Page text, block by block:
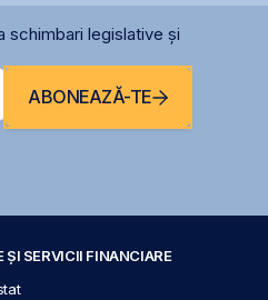
legislative și
ABONEAZĂ-TE
ȘI SERVICII FINANCIARE